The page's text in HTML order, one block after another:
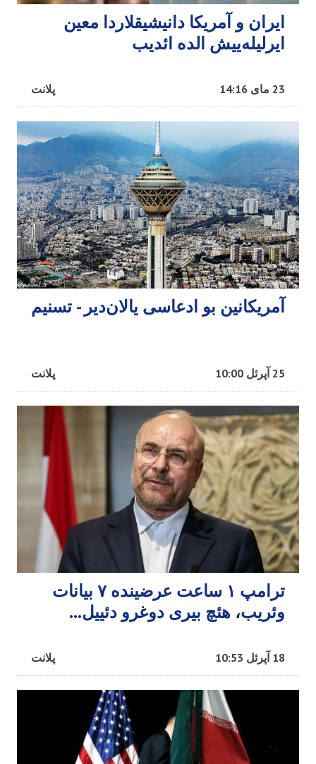
ایران و آمریکا دانیشیقلاردا معین
ایرلیله‌ییش الده ائدیب
پلانت 23 مای 14:16
آمریکانین بو ادعاسی یالان‌دیر - تسنیم
پلانت 25 آپرئل 10:00
ترامپ ۱ ساعت عرضینده ۷ بیانات
وئریب، هئچ بیری دوغرو دئییل...
پلانت 18 آپرئل 10:53